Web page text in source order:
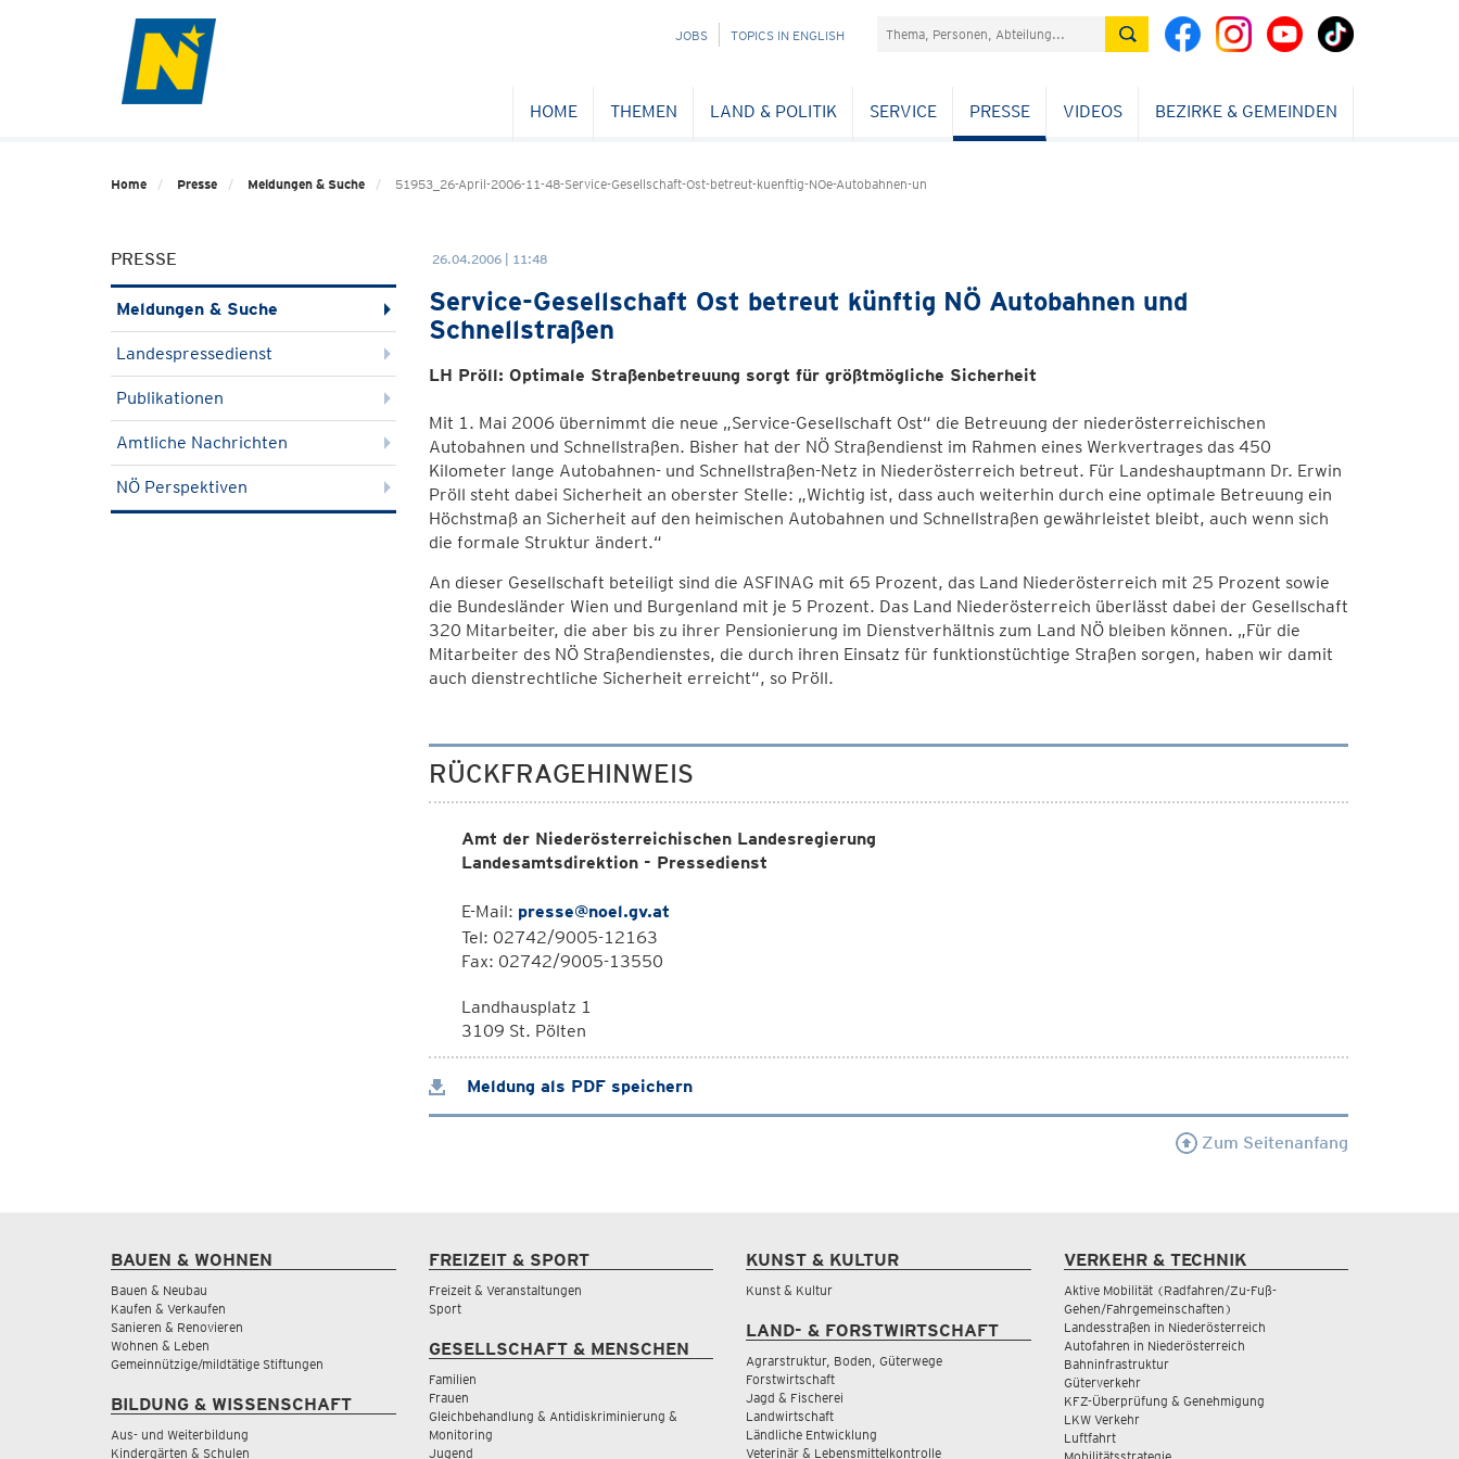
NAVIGATION
JOBS TOPICS IN ENGLISH Suchefeld
HOME THEMEN LAND & POLITIK SERVICE PRESSE VIDEOS BEZIRKE & GEMEINDEN
Home Presse Meldungen & Suche 51953_26-April-2006-11-48-Service-Gesellschaft-Ost-betreut-kuenftig-NOe-Autobahnen-un
PRESSE
Meldungen & Suche
Landespressedienst
Publikationen
Amtliche Nachrichten
NÖ Perspektiven
26.04.2006 | 11:48
Service-Gesellschaft Ost betreut künftig NÖ Autobahnen und
Schnellstraßen
LH Pröll: Optimale Straßenbetreuung sorgt für größtmögliche Sicherheit
Mit 1. Mai 2006 übernimmt die neue „Service-Gesellschaft Ost“ die Betreuung der niederösterreichischen
Autobahnen und Schnellstraßen. Bisher hat der NÖ Straßendienst im Rahmen eines Werkvertrages das 450
Kilometer lange Autobahnen- und Schnellstraßen-Netz in Niederösterreich betreut. Für Landeshauptmann Dr. Erwin
Pröll steht dabei Sicherheit an oberster Stelle: „Wichtig ist, dass auch weiterhin durch eine optimale Betreuung ein
Höchstmaß an Sicherheit auf den heimischen Autobahnen und Schnellstraßen gewährleistet bleibt, auch wenn sich
die formale Struktur ändert.“
An dieser Gesellschaft beteiligt sind die ASFINAG mit 65 Prozent, das Land Niederösterreich mit 25 Prozent sowie
die Bundesländer Wien und Burgenland mit je 5 Prozent. Das Land Niederösterreich überlässt dabei der Gesellschaft
320 Mitarbeiter, die aber bis zu ihrer Pensionierung im Dienstverhältnis zum Land NÖ bleiben können. „Für die
Mitarbeiter des NÖ Straßendienstes, die durch ihren Einsatz für funktionstüchtige Straßen sorgen, haben wir damit
auch dienstrechtliche Sicherheit erreicht“, so Pröll.
RÜCKFRAGEHINWEIS
Amt der Niederösterreichischen Landesregierung
Landesamtsdirektion - Pressedienst
E-Mail: presse@noel.gv.at
Tel: 02742/9005-12163
Fax: 02742/9005-13550
Landhausplatz 1
3109 St. Pölten
Meldung als PDF speichern
Zum Seitenanfang
BAUEN & WOHNEN
Bauen & Neubau
Kaufen & Verkaufen
Sanieren & Renovieren
Wohnen & Leben
Gemeinnützige/mildtätige Stiftungen
BILDUNG & WISSENSCHAFT
Aus- und Weiterbildung
Kindergärten & Schulen
FREIZEIT & SPORT
Freizeit & Veranstaltungen
Sport
GESELLSCHAFT & MENSCHEN
Familien
Frauen
Gleichbehandlung & Antidiskriminierung &
Monitoring
Jugend
KUNST & KULTUR
Kunst & Kultur
LAND- & FORSTWIRTSCHAFT
Agrarstruktur, Boden, Güterwege
Forstwirtschaft
Jagd & Fischerei
Landwirtschaft
Ländliche Entwicklung
Veterinär & Lebensmittelkontrolle
VERKEHR & TECHNIK
Aktive Mobilität (Radfahren/Zu-Fuß-
Gehen/Fahrgemeinschaften)
Landesstraßen in Niederösterreich
Autofahren in Niederösterreich
Bahninfrastruktur
Güterverkehr
KFZ-Überprüfung & Genehmigung
LKW Verkehr
Luftfahrt